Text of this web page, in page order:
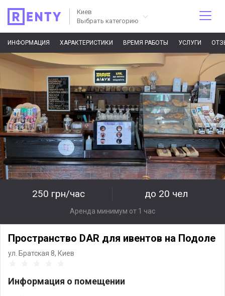
Киев
Выбрать категорию
ИНФОРМАЦИЯ ХАРАКТЕРИСТИКИ ВРЕМЯ РАБОТЫ УСЛУГИ
250 грн/час до 20 чел
Аренда минимум от 1 час
Пространство DAR для ивентов на Подоле
ул. Братская 8, Киев
Информация о помещении